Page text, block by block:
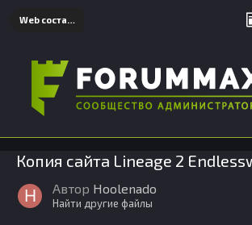
Web составляющие
Копия сайта Lineage 2
Автор Hoolenado
Найти другие файлы